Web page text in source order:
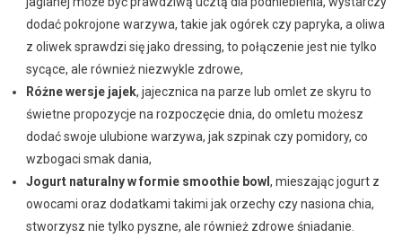
dodać pokrojone warzywa, takie jak ogórek czy papryka, a oliwa
z oliwek sprawdzi się jako dressing, to połączenie jest nie tylko
sycące, ale również niezwykle zdrowe,
Różne wersje jajek, jajecznica na parze lub omlet ze skyru to
świetne propozycje na rozpoczęcie dnia, do omletu możesz
dodać swoje ulubione warzywa, jak szpinak czy pomidory, co
wzbogaci smak dania,
Jogurt naturalny w formie smoothie bowl, mieszając jogurt z
owocami oraz dodatkami takimi jak orzechy czy nasiona chia,
stworzysz nie tylko pyszne, ale również zdrowe śniadanie.